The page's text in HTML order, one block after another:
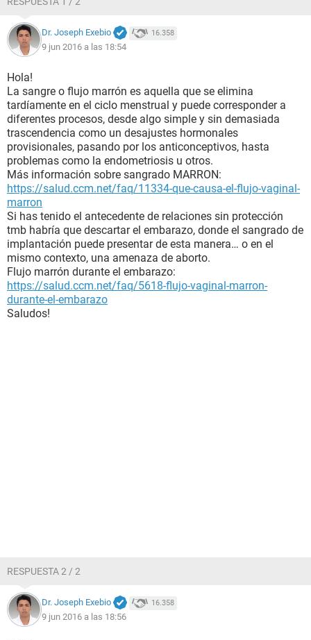
Dr. Joseph Exebio 16.358
9 jun 2016 a las 18:54
Hola!
La sangre o flujo marrón es aquella que se elimina
tardíamente en el ciclo menstrual y puede corresponder a
diferentes procesos, desde algo simple y sin demasiada
trascendencia como un desajustes hormonales
provisionales, pasando por los anticonceptivos, hasta
problemas como la endometriosis u otros.
Más información sobre sangrado MARRON:
https://salud.ccm.net/faq/11334-que-causa-el-flujo-vaginal-
marron
Si has tenido el antecedente de relaciones sin protección
tmb habría que descartar el embarazo, donde el sangrado de
implantación puede presentar de esta manera… o en el
mismo contexto, una amenaza de aborto.
Flujo marrón durante el embarazo:
https://salud.ccm.net/faq/5618-flujo-vaginal-marron-
durante-el-embarazo
Saludos!
RESPUESTA 2 / 2
Dr. Joseph Exebio 16.358
9 jun 2016 a las 18:56